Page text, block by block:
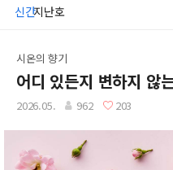
신간지난호
시온의 향기
어디 있든지 변하지 않
2026.05. 962 203